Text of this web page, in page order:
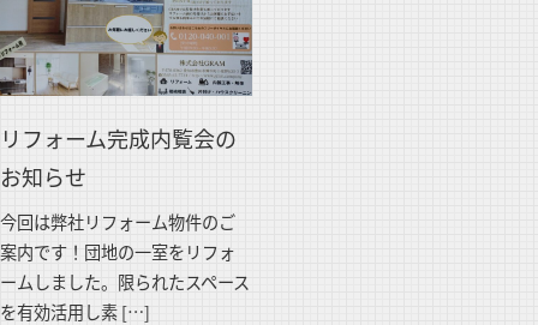
リフォーム完成内覧会の
お知らせ
今回は弊社リフォーム物件のご
案内です！団地の一室をリフォ
ームしました。限られたスペース
を有効活用し素 […]